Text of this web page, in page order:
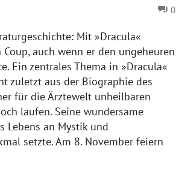
0
Mit »Dracula«
auch wenn er den ungeheuren
Ein zentrales Thema in »Dracula«
zuletzt aus der Biographie des
für die Ärztewelt unheilbaren
laufen. Seine wundersame
Lebens an Mystik und
setzte. Am 8. November feiern